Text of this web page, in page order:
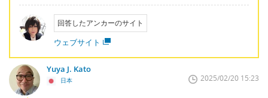
回答したアンカーのサイト
ウェブサイト
Yuya J. Kato
日本 2025/02/20 15:23